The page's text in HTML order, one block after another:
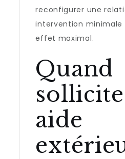
reconfigurer une
intervention minimale
effet maximal.
Quand
aide